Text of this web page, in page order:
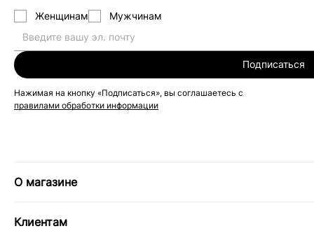
Женщинам Мужчинам
Подписаться
Нажимая на кнопку «Подписаться», вы соглашаетесь с
правилами обработки информации
О магазине
Клиентам